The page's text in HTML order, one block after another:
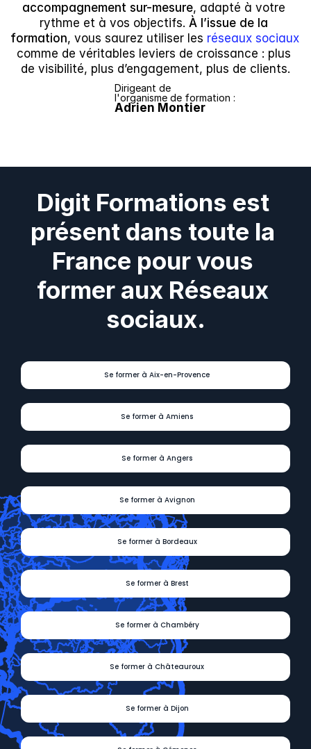
accompagnement sur-mesure, adapté à votre
rythme et à vos objectifs. À l’issue de la
formation, vous saurez utiliser les
comme de véritables leviers de croissance : plus
de visibilité, plus d’engagement, plus de clients.
Dirigeant de
l'organisme de formation :
Adrien Montier
Digit Formations est
présent dans toute la
France pour vous
former aux Réseaux
sociaux.
Se former à Aix-en-Provence
Se former à Amiens
Se former à Angers
Se former à Avignon
Se former à Bordeaux
Se former à Brest
Se former à Chambéry
Se former à Châteauroux
Se former à Dijon